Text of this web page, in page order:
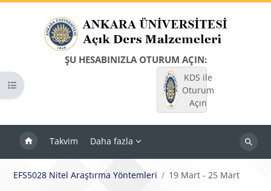
ŞU HESABINIZLA OTURUM AÇIN:
KDS ile
Oturum
Açın
Takvim Daha fazla
Dersleri
Kurs dizinini aç
EFS5028 Nitel Araştırma Yöntemleri 19 Mart - 25 Mart